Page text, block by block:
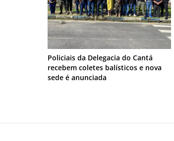
Policiais da Delegacia do Cantá
recebem coletes balísticos e nova
sede é anunciada